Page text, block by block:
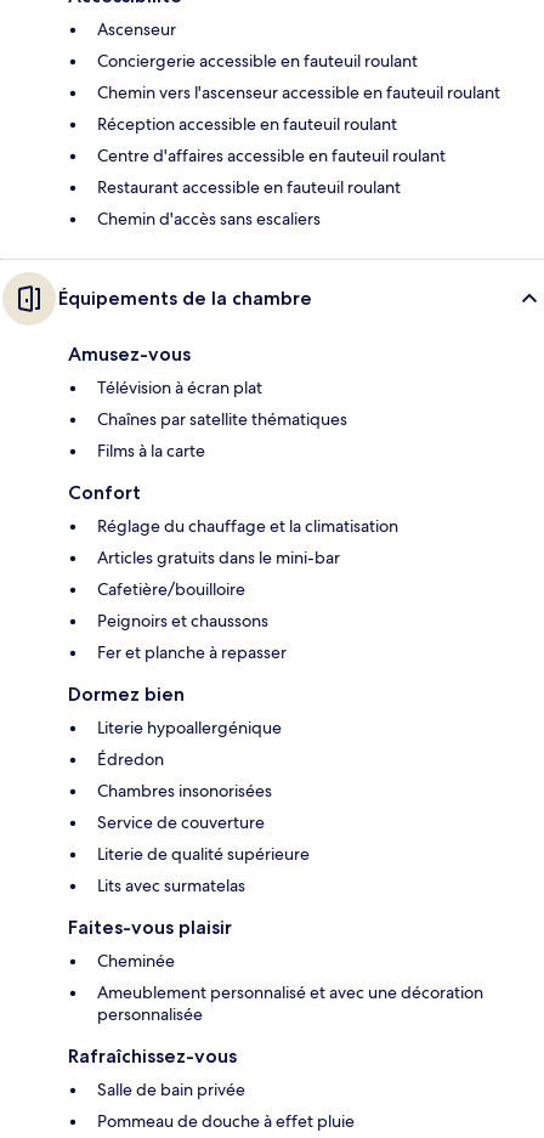
Ascenseur
Conciergerie accessible en fauteuil roulant
Chemin vers l'ascenseur accessible en fauteuil roulant
Réception accessible en fauteuil roulant
Centre d'affaires accessible en fauteuil roulant
Restaurant accessible en fauteuil roulant
Chemin d'accès sans escaliers
Équipements de la chambre
Amusez-vous
Télévision à écran plat
Chaînes par satellite thématiques
Films à la carte
Confort
Réglage du chauffage et la climatisation
Articles gratuits dans le mini-bar
Cafetière/bouilloire
Peignoirs et chaussons
Fer et planche à repasser
Dormez bien
Literie hypoallergénique
Édredon
Chambres insonorisées
Service de couverture
Literie de qualité supérieure
Lits avec surmatelas
Faites-vous plaisir
Cheminée
Ameublement personnalisé et avec une décoration
personnalisée
Rafraîchissez-vous
Salle de bain privée
Pommeau de douche à effet pluie